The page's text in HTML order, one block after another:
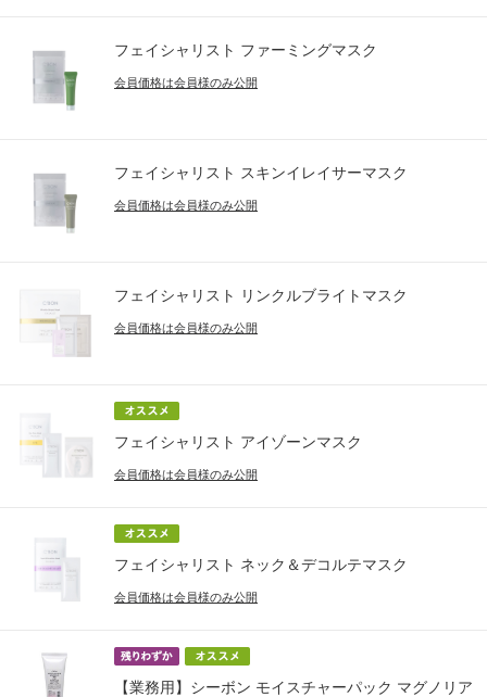
フェイシャリスト ファーミングマスク
会員価格は会員様のみ公開
フェイシャリスト スキンイレイサーマスク
会員価格は会員様のみ公開
フェイシャリスト リンクルブライトマスク
会員価格は会員様のみ公開
フェイシャリスト アイゾーンマスク
会員価格は会員様のみ公開
フェイシャリスト ネック＆デコルテマスク
会員価格は会員様のみ公開
【業務用】シーボン モイスチャーパック マグノリア